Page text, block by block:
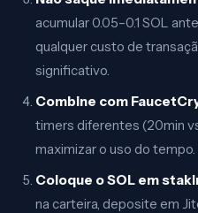
acumular 0.05–0.1 SOL
qualquer custo de
significativo.
Combine com
timers diferentes (20min
maximizar o uso do tempo.
Coloque o SOL em
na carteira, deposite em